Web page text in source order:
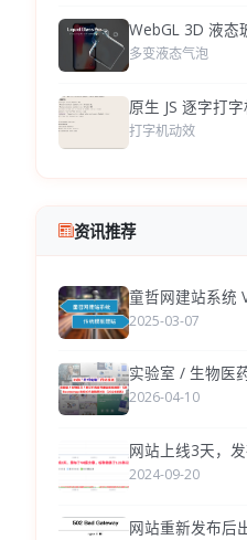
WebGL 3D 液态
多变液态气泡
原生 JS 逐字打
打字机动效
资讯推荐
童哲网建站系统
2025-03-07
实验室 / 生物医
2026-04-10
网站上线3天，
2024-09-20
网站重新发布后